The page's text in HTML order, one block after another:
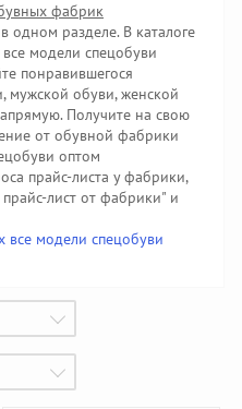
фабрик
одном разделе. В каталоге
модели спецобуви
понравившегося
мужской обуви, женской
Получите на свою
от обувной фабрики
оптом
прайс-листа у фабрики,
лист от фабрики" и
модели спецобуви